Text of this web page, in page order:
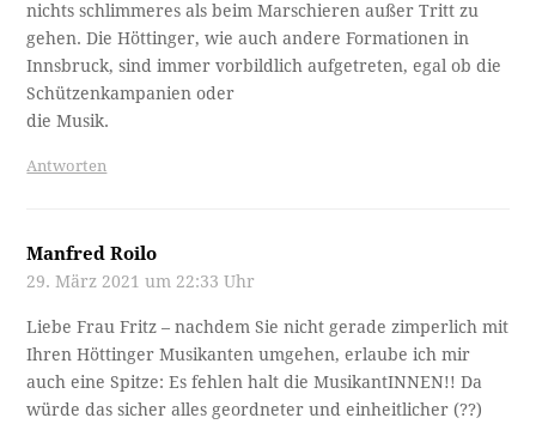
nichts schlimmeres als beim Marschieren außer Tritt zu
gehen. Die Höttinger, wie auch andere Formationen in
Innsbruck, sind immer vorbildlich aufgetreten, egal ob die
Schützenkampanien oder
die Musik.
Antworten
Manfred Roilo
29. März 2021 um 22:33 Uhr
Liebe Frau Fritz – nachdem Sie nicht gerade zimperlich mit
Ihren Höttinger Musikanten umgehen, erlaube ich mir
auch eine Spitze: Es fehlen halt die MusikantINNEN!! Da
würde das sicher alles geordneter und einheitlicher (??)